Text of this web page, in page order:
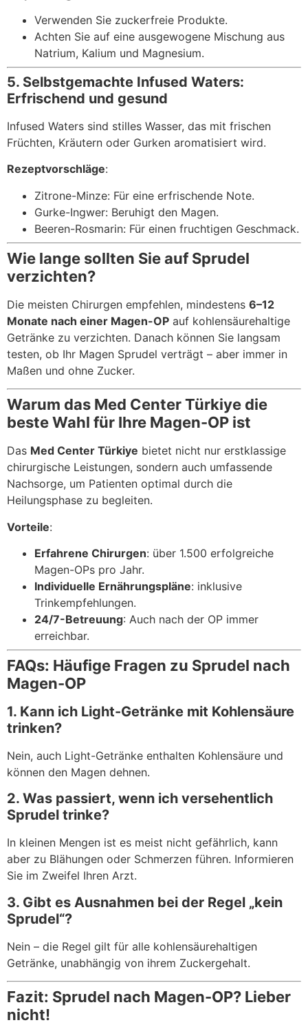
Verwenden Sie zuckerfreie Produkte.
Achten Sie auf eine ausgewogene Mischung aus
Natrium, Kalium und Magnesium.
5. Selbstgemachte Infused Waters:
Erfrischend und gesund
Infused Waters sind stilles Wasser, das mit frischen
Früchten, Kräutern oder Gurken aromatisiert wird.
Rezeptvorschläge:
Zitrone-Minze: Für eine erfrischende Note.
Gurke-Ingwer: Beruhigt den Magen.
Beeren-Rosmarin: Für einen fruchtigen Geschmack.
Wie lange sollten Sie auf Sprudel
verzichten?
Die meisten Chirurgen empfehlen, mindestens 6–12
Monate nach einer Magen-OP auf kohlensäurehaltige
Getränke zu verzichten. Danach können Sie langsam
testen, ob Ihr Magen Sprudel verträgt – aber immer in
Maßen und ohne Zucker.
Warum das Med Center Türkiye die
beste Wahl für Ihre Magen-OP ist
Das Med Center Türkiye bietet nicht nur erstklassige
chirurgische Leistungen, sondern auch umfassende
Nachsorge, um Patienten optimal durch die
Heilungsphase zu begleiten.
Vorteile:
Erfahrene Chirurgen: über 1.500 erfolgreiche
Magen-OPs pro Jahr.
Individuelle Ernährungspläne: inklusive
Trinkempfehlungen.
24/7-Betreuung: Auch nach der OP immer
erreichbar.
FAQs: Häufige Fragen zu Sprudel nach
Magen-OP
1. Kann ich Light-Getränke mit Kohlensäure
trinken?
Nein, auch Light-Getränke enthalten Kohlensäure und
können den Magen dehnen.
2. Was passiert, wenn ich versehentlich
Sprudel trinke?
In kleinen Mengen ist es meist nicht gefährlich, kann
aber zu Blähungen oder Schmerzen führen. Informieren
Sie im Zweifel Ihren Arzt.
3. Gibt es Ausnahmen bei der Regel „kein
Sprudel“?
Nein – die Regel gilt für alle kohlensäurehaltigen
Getränke, unabhängig von ihrem Zuckergehalt.
Fazit: Sprudel nach Magen-OP? Lieber
nicht!